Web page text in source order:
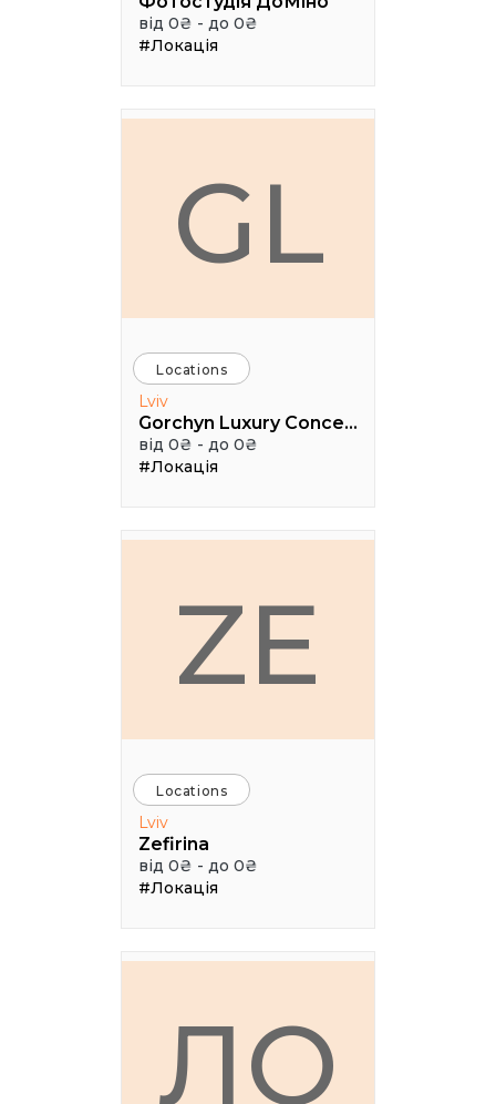
від 0₴ - до 0₴
#Локація
GL
Locations
Lviv
Gorchyn Luxury Concept House
від 0₴ - до 0₴
#Локація
ZE
Locations
Lviv
Zefirina
від 0₴ - до 0₴
#Локація
ЛО